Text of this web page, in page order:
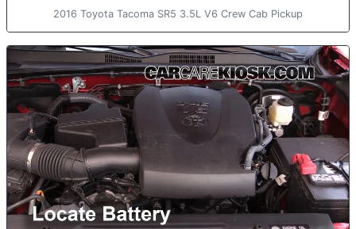
2016 Toyota Tacoma SR5 3.5L V6 Crew Cab Pickup